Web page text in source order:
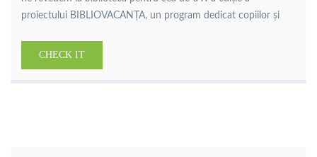
proiectului BIBLIOVACANȚA, un program dedicat copiilor și
personală și distracția într-un mod atractiv și prietenos.
CHECK IT